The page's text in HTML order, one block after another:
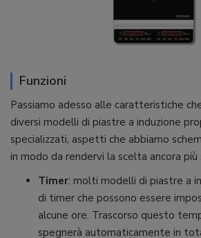
Funzioni
Passiamo adesso alle caratteristiche
diversi modelli di piastre a induzione
specializzati, aspetti che abbiamo
in modo da rendervi la scelta ancora più
Timer: molti modelli di piastre a
di timer che possono essere
alcune ore. Trascorso questo
spegnerà automaticamente in